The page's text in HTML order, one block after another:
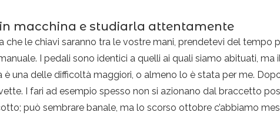
macchina e studiarla attentamente
che le chiavi saranno tra le vostre mani, prendetevi del
I pedali sono identici a quelli ai quali siamo abituati,
è una delle difficoltà maggiori, o almeno lo è stata per me.
I fari ad esempio spesso non si azionano dal braccetto
può sembrare banale, ma lo scorso ottobre c’abbiamo